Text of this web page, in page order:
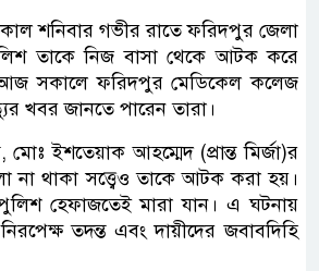
শনিবার গভীর রাতে ফরিদপুর জেলা
তাকে নিজ বাসা থেকে আটক করে
সকালে ফরিদপুর মেডিকেল কলেজ
খবর জানতে পারেন তারা।
ইশতেয়াক আহম্মেদ (প্রান্ত মির্জা)র
না থাকা সত্ত্বেও তাকে আটক করা হয়।
হেফাজতেই মারা যান। এ ঘটনায়
তদন্ত এবং দায়ীদের জবাবদিহি